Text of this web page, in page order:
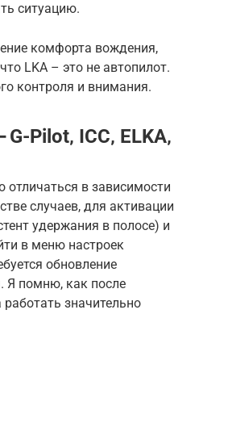
ситуацию.
комфорта вождения,
LKA – это не автопилот.
контроля и внимания.
Pilot‚ ICC‚ ELKA‚
в зависимости
случаев, для активации
удержания в полосе) и
в меню настроек
обновление
Я помню, как после
значительно